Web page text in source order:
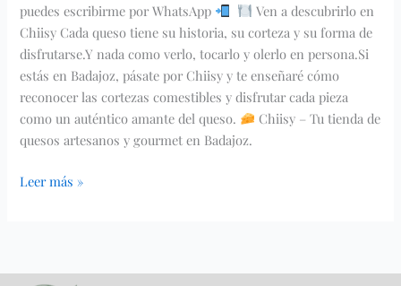
puedes escribirme por WhatsApp
Ven a descubrirlo en
Chiisy Cada queso tiene su historia, su corteza y su forma de
disfrutarse.Y nada como verlo, tocarlo y olerlo en persona.Si
estás en Badajoz, pásate por Chiisy y te enseñaré cómo
reconocer las cortezas comestibles y disfrutar cada pieza
como un auténtico amante del queso.
Chiisy – Tu tienda de
quesos artesanos y gourmet en Badajoz.
Leer más »